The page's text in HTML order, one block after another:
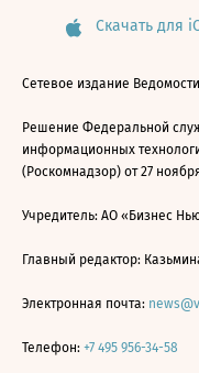
Скачать для
Сетевое издание
Решение Федеральной
информационных
(Роскомнадзор) от 27
Учредитель: АО «Бизнес
Главный редактор:
Электронная почта:
Телефон: +7 495 956-34-58